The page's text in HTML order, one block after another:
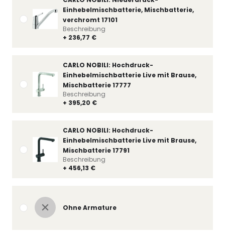
Einhebelmischbatterie, Mischbatterie,
verchromt 17101
+ 236,77 €
Beschreibung
CARLO NOBILI: Hochdruck-
Einhebelmischbatterie Live mit Brause,
Mischbatterie 17777
+ 395,20 €
Beschreibung
CARLO NOBILI: Hochdruck-
Einhebelmischbatterie Live mit Brause,
Mischbatterie 17791
+ 456,13 €
Beschreibung
Ohne Armature